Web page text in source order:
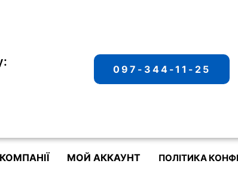
097-344-11-25
МОЙ АККАУНТ ПОЛІТИКА